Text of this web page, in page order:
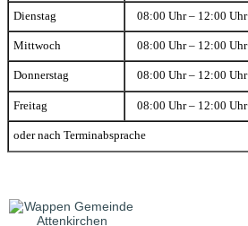
Dienstag 08:00 Uhr – 12:00 Uhr
Mittwoch 08:00 Uhr – 12:00 Uhr
Donnerstag 08:00 Uhr – 12:00 Uhr
Freitag 08:00 Uhr – 12:00 Uhr
oder nach Terminabsprache